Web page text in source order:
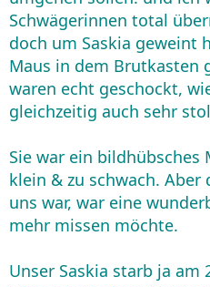
Schwägerinnen total
doch um Saskia geweint
Maus in dem Brutkasten
waren echt geschockt,
gleichzeitig auch sehr
Sie war ein bildhübsches
klein & zu schwach. Aber
uns war, war eine
mehr missen möchte.
Unser Saskia starb ja am